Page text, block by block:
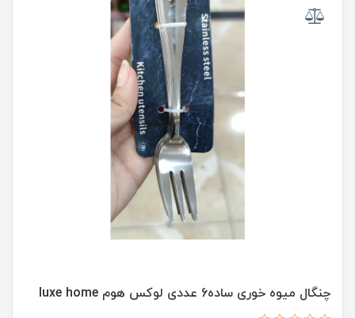
چنگال میوه خوری ساده6 عددی لوکس هوم luxe home